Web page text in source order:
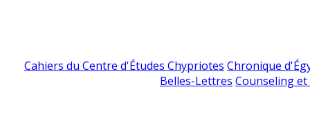
Cahiers du Centre d'Études Chypriotes Chronique
Belles-Lettres Counseling